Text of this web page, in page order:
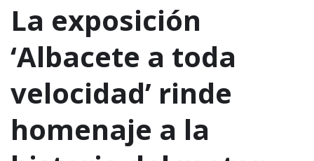
La exposición
‘Albacete a toda
velocidad’ rinde
homenaje a la